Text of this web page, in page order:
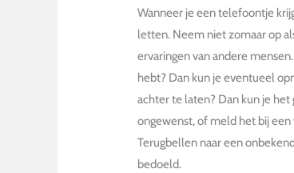
Wanneer je een telefoontje
letten. Neem niet zomaar op
ervaringen van andere
hebt? Dan kun je eventueel
achter te laten? Dan kun je
ongewenst, of meld het bij
Terugbellen naar een
bedoeld.